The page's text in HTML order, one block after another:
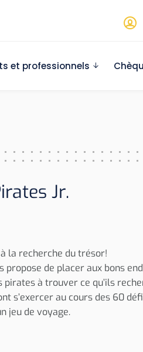
et professionnels
Jr.
la recherche du trésor!
propose de placer aux bons
à trouver ce qu’ils
s’exercer au cours des 60
jeu de voyage.